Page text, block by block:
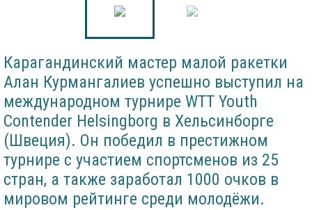
Карагандинский мастер малой ракетки
Алан Курмангалиев успешно выступил на
международном турнире WTT Youth
Contender Helsingborg в Хельсинборге
(Швеция). Он победил в престижном
турнире с участием спортсменов из 25
стран, а также заработал 1000 очков в
мировом рейтинге среди молодёжи.